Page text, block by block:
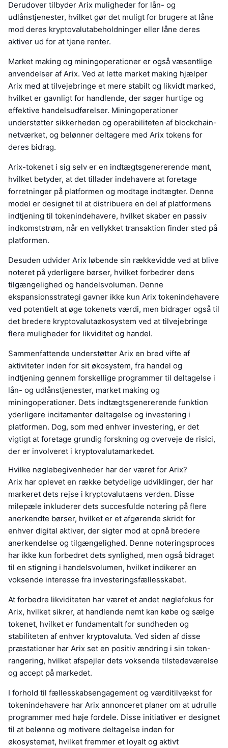
Derudover tilbyder Arix muligheder for lån- og
udlånstjenester, hvilket gør det muligt for brugere at låne
mod deres kryptovalutabeholdninger eller låne deres
aktiver ud for at tjene renter.
Market making og miningoperationer er også væsentlige
anvendelser af Arix. Ved at lette market making hjælper
Arix med at tilvejebringe et mere stabilt og likvidt marked,
hvilket er gavnligt for handlende, der søger hurtige og
effektive handelsudførelser. Miningoperationer
understøtter sikkerheden og operabiliteten af blockchain-
netværket, og belønner deltagere med Arix tokens for
deres bidrag.
Arix-tokenet i sig selv er en indtægtsgenererende mønt,
hvilket betyder, at det tillader indehavere at foretage
forretninger på platformen og modtage indtægter. Denne
model er designet til at distribuere en del af platformens
indtjening til tokenindehavere, hvilket skaber en passiv
indkomststrøm, når en vellykket transaktion finder sted på
platformen.
Desuden udvider Arix løbende sin rækkevidde ved at blive
noteret på yderligere børser, hvilket forbedrer dens
tilgængelighed og handelsvolumen. Denne
ekspansionsstrategi gavner ikke kun Arix tokenindehavere
ved potentielt at øge tokenets værdi, men bidrager også til
det bredere kryptovalutaøkosystem ved at tilvejebringe
flere muligheder for likviditet og handel.
Sammenfattende understøtter Arix en bred vifte af
aktiviteter inden for sit økosystem, fra handel og
indtjening gennem forskellige programmer til deltagelse i
lån- og udlånstjenester, market making og
miningoperationer. Dets indtægtsgenererende funktion
yderligere incitamenter deltagelse og investering i
platformen. Dog, som med enhver investering, er det
vigtigt at foretage grundig forskning og overveje de risici,
der er involveret i kryptovalutamarkedet.
Hvilke nøglebegivenheder har der været for Arix?
Arix har oplevet en række betydelige udviklinger, der har
markeret dets rejse i kryptovalutaens verden. Disse
milepæle inkluderer dets succesfulde notering på flere
anerkendte børser, hvilket er et afgørende skridt for
enhver digital aktiver, der sigter mod at opnå bredere
anerkendelse og tilgængelighed. Denne noteringsproces
har ikke kun forbedret dets synlighed, men også bidraget
til en stigning i handelsvolumen, hvilket indikerer en
voksende interesse fra investeringsfællesskabet.
At forbedre likviditeten har været et andet nøglefokus for
Arix, hvilket sikrer, at handlende nemt kan købe og sælge
tokenet, hvilket er fundamentalt for sundheden og
stabiliteten af enhver kryptovaluta. Ved siden af disse
præstationer har Arix set en positiv ændring i sin token-
rangering, hvilket afspejler dets voksende tilstedeværelse
og accept på markedet.
I forhold til fællesskabsengagement og værditilvækst for
tokenindehavere har Arix annonceret planer om at udrulle
programmer med høje fordele. Disse initiativer er designet
til at belønne og motivere deltagelse inden for
økosystemet, hvilket fremmer et loyalt og aktivt